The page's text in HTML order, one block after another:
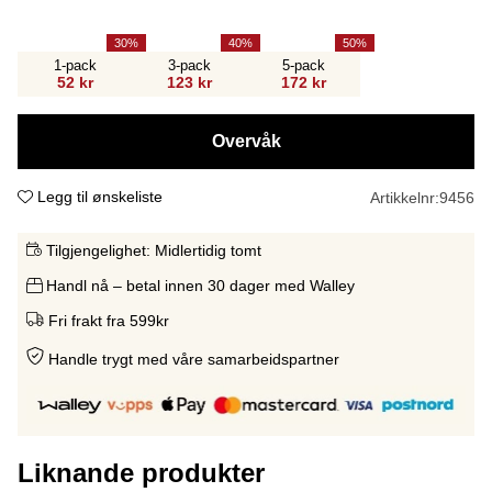
1-pack
52 kr
30
3-pack
123 kr
40
5-pack
172 kr
50
Overvåk
Legg til ønskeliste Artikkelnr:9456
Tilgjengelighet: Midlertidig tomt
Handl nå – betal innen 30 dager med Walley
Fri frakt fra 599kr
Handle trygt med våre samarbeidspartner
Liknande produkter